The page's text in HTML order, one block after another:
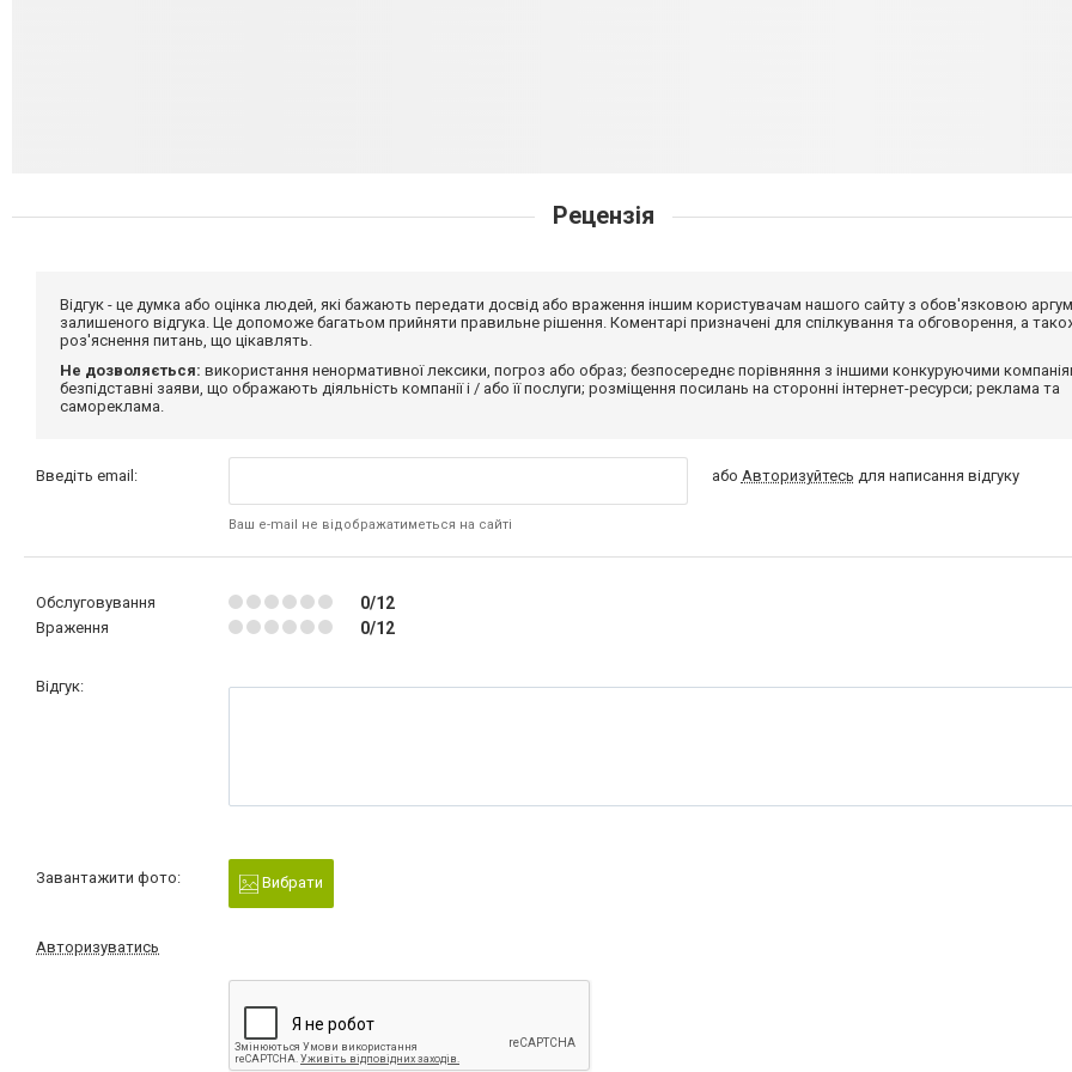
Рецензія
Відгук - це думка або оцінка людей, які бажають передати досвід або враження іншим користувачам нашого сайту з обов'язковою
залишеного відгука. Це допоможе багатьом прийняти правильне рішення. Коментарі призначені для спілкування та обговорення, а
роз'яснення питань, що цікавлять.
Не дозволяється: використання ненормативної лексики, погроз або образ; безпосереднє порівняння з іншими конкуруючими
безпідставні заяви, що ображають діяльність компанії і / або її послуги; розміщення посилань на сторонні інтернет-ресурси; реклама та
самореклама.
Введіть email:
Ваш e-mail не відображатиметься на сайті
або Авторизуйтесь для написання відгуку
Обслуговування 0/12
Враження 0/12
Відгук:
Завантажити фото: Вибрати
Авторизуватись